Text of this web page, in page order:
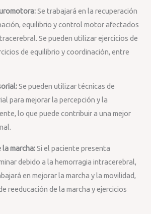
Se trabajará en la recuperación
equilibrio y control motor afectados
Se pueden utilizar ejercicios de
de equilibrio y coordinación, entre
Se pueden utilizar técnicas de
para mejorar la percepción y la
lo que puede contribuir a una mejor
marcha:Si el paciente presenta
debido a la hemorragia intracerebral,
en mejorar la marcha y la movilidad,
reeducación de la marcha y ejercicios